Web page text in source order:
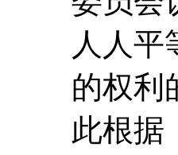
人人平
的权利
此根据